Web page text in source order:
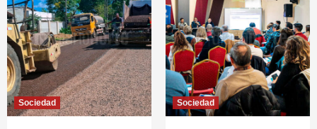
Sociedad Sociedad